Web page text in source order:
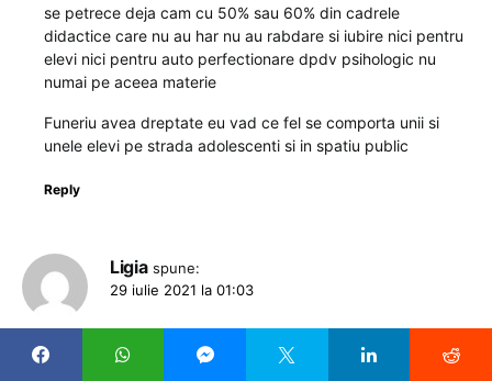
se petrece deja cam cu 50% sau 60% din cadrele
didactice care nu au har nu au rabdare si iubire nici pentru
elevi nici pentru auto perfectionare dpdv psihologic nu
numai pe aceea materie
Funeriu avea dreptate eu vad ce fel se comporta unii si
unele elevi pe strada adolescenti si in spatiu public
Reply
Ligia spune:
29 iulie 2021 la 01:03
Desființarea examenului de titularizare ar duce la distrugerea